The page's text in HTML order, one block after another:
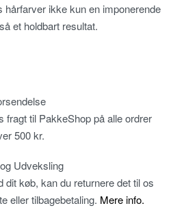
hårfarver ikke kun en imponerende
et holdbart resultat.
fragt til PakkeShop på alle ordrer
500 kr.
Udveksling
køb, kan du returnere det til os
eller tilbagebetaling. Mere info.